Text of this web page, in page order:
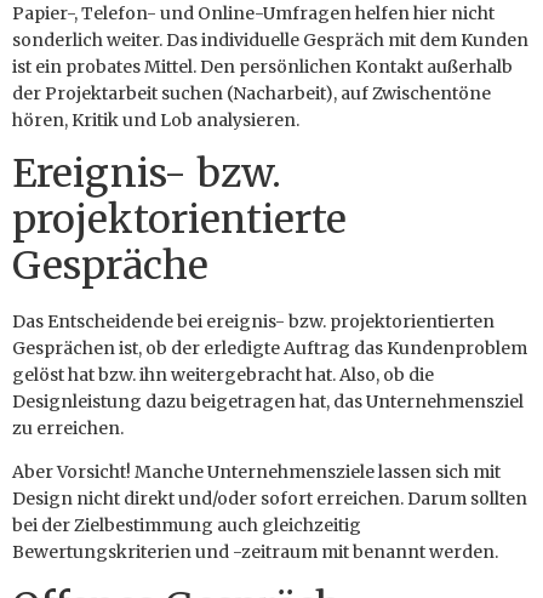
Papier-, Telefon- und Online-Umfragen helfen hier nicht
sonderlich weiter. Das individuelle Gespräch mit dem Kunden
ist ein probates Mittel. Den persönlichen Kontakt außerhalb
der Projektarbeit suchen (Nacharbeit), auf Zwischentöne
hören, Kritik und Lob analysieren.
Ereignis- bzw.
projektorientierte
Gespräche
Das Entscheidende bei ereignis- bzw. projektorientierten
Gesprächen ist, ob der erledigte Auftrag das Kundenproblem
gelöst hat bzw. ihn weitergebracht hat. Also, ob die
Designleistung dazu beigetragen hat, das Unternehmensziel
zu erreichen.
Aber Vorsicht! Manche Unternehmensziele lassen sich mit
Design nicht direkt und/oder sofort erreichen. Darum sollten
bei der Zielbestimmung auch gleichzeitig
Bewertungskriterien und -zeitraum mit benannt werden.